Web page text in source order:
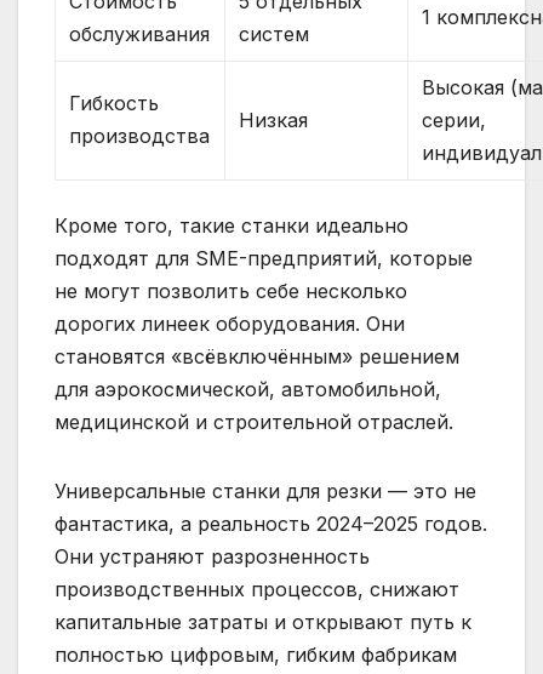
обслуживания
систем
1
Гибкость
производства
Низкая
Высокая
серии,
Кроме того, такие станки идеально
подходят для SME-предприятий, которые
не могут позволить себе несколько
дорогих линеек оборудования. Они
становятся «всёвключённым» решением
для аэрокосмической, автомобильной,
медицинской и строительной отраслей.
Универсальные станки для резки — это не
фантастика, а реальность 2024–2025 годов.
Они устраняют разрозненность
производственных процессов, снижают
капитальные затраты и открывают путь к
полностью цифровым, гибким фабрикам